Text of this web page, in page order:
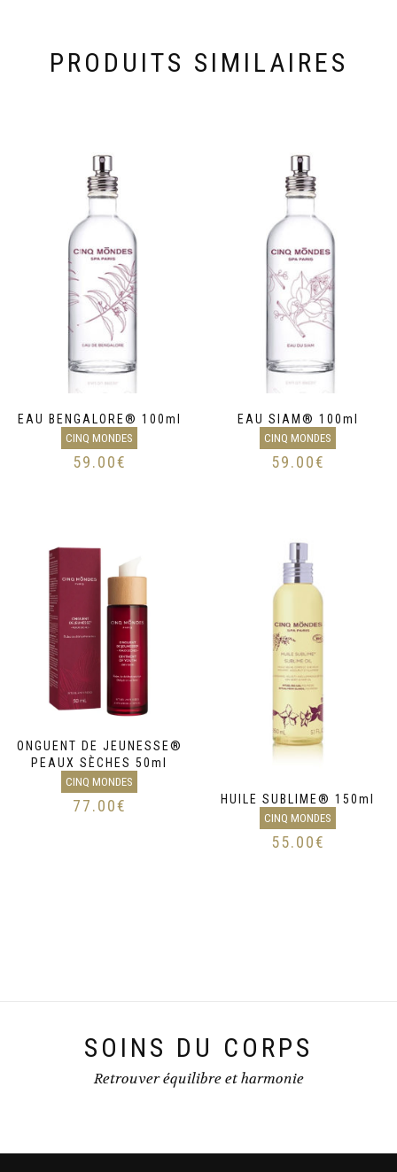
PRODUITS SIMILAIRES
EAU BENGALORE® 100ml
CINQ MONDES
59.00€
EAU SIAM® 100ml
CINQ MONDES
59.00€
ONGUENT DE JEUNESSE®
PEAUX SÈCHES 50ml
CINQ MONDES
77.00€ HUILE SUBLIME® 150ml
CINQ MONDES
55.00€
SOINS DU CORPS
Retrouver équilibre et harmonie